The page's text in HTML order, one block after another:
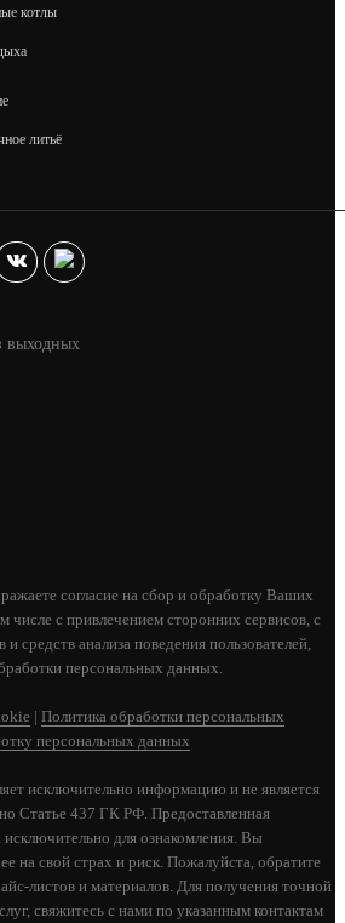
котлы
литьё
выходных
согласие на сбор и обработку Ваших
числе с привлечением сторонних сервисов, с
средств анализа поведения пользователей,
персональных данных.
| Политика обработки персональных
персональных данных
исключительно информацию и не является
Статье 437 ГК РФ. Предоставленная
для ознакомления. Вы
на свой страх и риск. Пожалуйста, обратите
листов и материалов. Для получения точной
свяжитесь с нами по указанным контактам